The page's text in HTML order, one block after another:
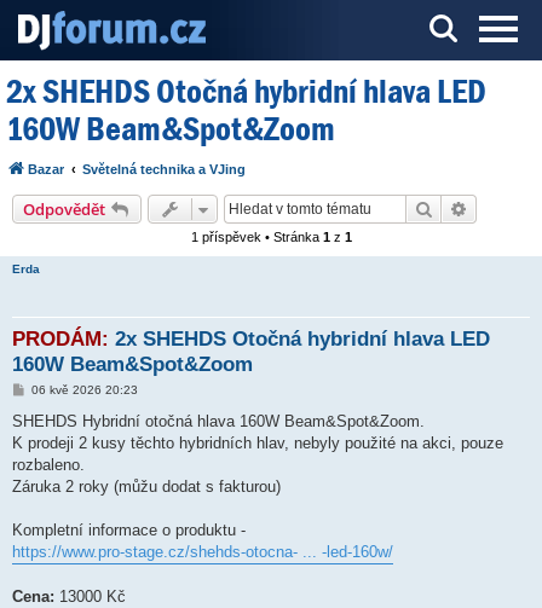
Server o DJ technice a DJingu
2x SHEHDS Otočná hybridní hlava LED
160W Beam&Spot&Zoom
Bazar Světelná technika a VJing
Odpovědět Hledat
1 příspěvek • Stránka 1z 1
Erda
PRODÁM: 2x SHEHDS Otočná hybridní hlava LED
160W Beam&Spot&Zoom
P
í
p
ě
e
06 kvě 2026 20:23
SHEHDS Hybridní otočná hlava 160W Beam&Spot&Zoom.
K prodeji 2 kusy těchto hybridních hlav, nebyly použité na akci, pouze
rozbaleno.
Záruka 2 roky (můžu dodat s fakturou)
Kompletní informace o produktu -
https://www.pro-stage.cz/shehds-otocna- ... -led-160w/
Cena: 13000 Kč